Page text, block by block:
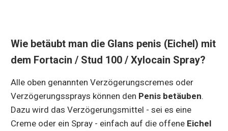
Wie betäubt man die Glans penis (Eichel) mit
dem Fortacin / Stud 100 / Xylocain Spray?
Alle oben genannten Verzögerungscremes oder
Verzögerungssprays können den Penis betäuben.
Dazu wird das Verzögerungsmittel - sei es eine
Creme oder ein Spray - einfach auf die offene Eichel